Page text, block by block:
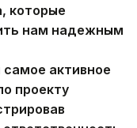
которые
нам надежным
активное
проекту